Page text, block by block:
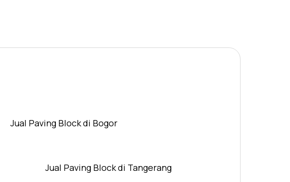
Jual Paving Block di Bogor
Jual Paving Block di Tangerang